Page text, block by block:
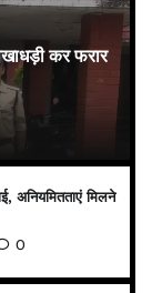
कर फरार
अनियमितताएं मिलने
0